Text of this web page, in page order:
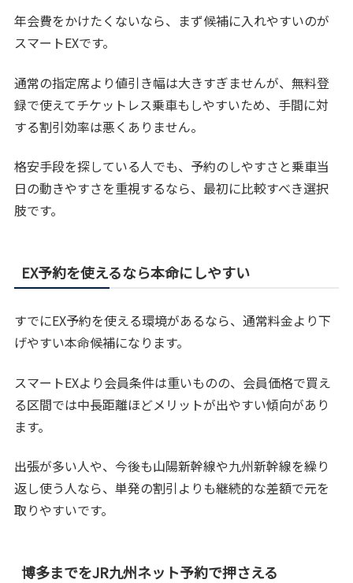
年会費をかけたくないなら、まず候補に入れやすいのが
スマートEXです。
通常の指定席より値引き幅は大きすぎませんが、無料登
録で使えてチケットレス乗車もしやすいため、手間に対
する割引効率は悪くありません。
格安手段を探している人でも、予約のしやすさと乗車当
日の動きやすさを重視するなら、最初に比較すべき選択
肢です。
EX予約を使えるなら本命にしやすい
すでにEX予約を使える環境があるなら、通常料金より下
げやすい本命候補になります。
スマートEXより会員条件は重いものの、会員価格で買え
る区間では中長距離ほどメリットが出やすい傾向があり
ます。
出張が多い人や、今後も山陽新幹線や九州新幹線を繰り
返し使う人なら、単発の割引よりも継続的な差額で元を
取りやすいです。
博多までをJR九州ネット予約で押さえる